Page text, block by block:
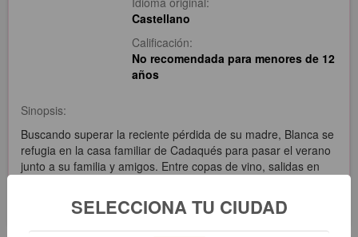
Castellano
Calificación:
No recomendada para menores de 12
años
Sinopsis:
Buscando superar la reciente pérdida de su madre, Blanca se
refugia en la casa familiar de Cadaqués para pasar el verano
junto a su familia y amigos. Entre copas de vino, salidas en
quedarse con el recuerdo de lo vivido y lo mucho aprendido.
SELECCIONA TU CIUDAD